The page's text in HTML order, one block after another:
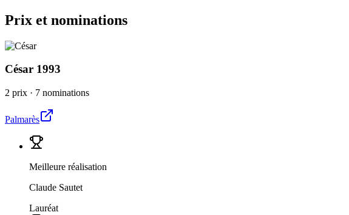
Prix et nominations
César 1993
2 prix · 7 nominations
Palmarès
Meilleure réalisation
Claude Sautet
Lauréat